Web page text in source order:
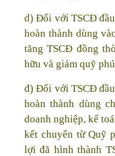
d) Đối với TSCĐ
hoàn thành dùng
tăng TSCĐ đồng
hữu và giảm quỹ
đ) Đối với TSCĐ
hoàn thành dùng
doanh nghiệp, kế
kết chuyển từ Quỹ
lợi đã hình thành